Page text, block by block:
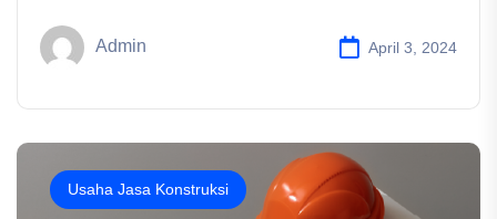
Admin April 3, 2024
Usaha Jasa Konstruksi